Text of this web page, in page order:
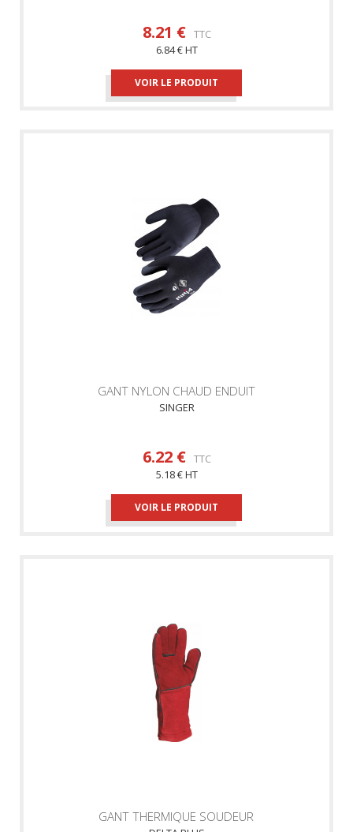
8.21 € TTC
6.84 € HT
VOIR LE PRODUIT
GANT NYLON CHAUD ENDUIT
SINGER
6.22 € TTC
5.18 € HT
VOIR LE PRODUIT
GANT THERMIQUE SOUDEUR